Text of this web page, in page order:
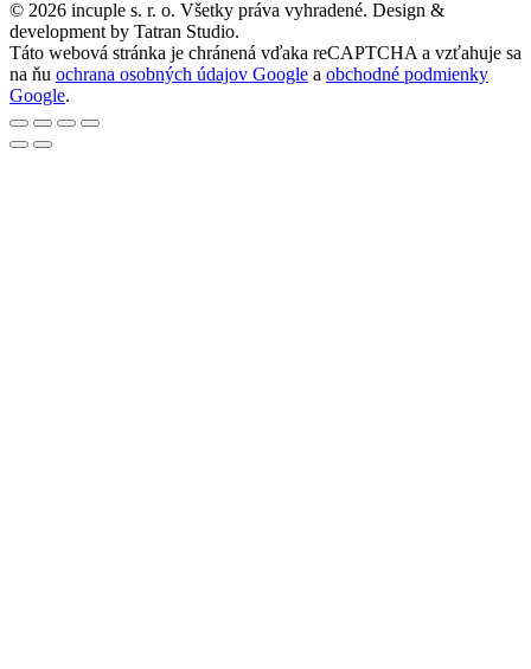
© 2026 incuple s. r. o. Všetky práva vyhradené. Design &
development by Tatran Studio.
Táto webová stránka je chránená vďaka reCAPTCHA a vzťahuje sa
na ňu ochrana osobných údajov Google a obchodné podmienky
Google.